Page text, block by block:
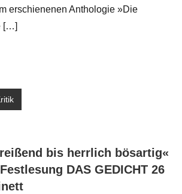
erschienenen Anthologie »Die
[…]
bis herrlich bösartig«
DAS GEDICHT 26